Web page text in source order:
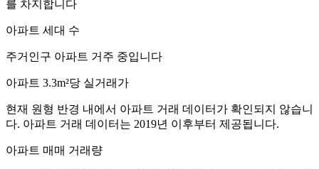
를 차지합니다
아파트 세대 수
주거인구 아파트 거주 중입니다
아파트 3.3m²당 실거래가
현재 원형 반경 내에서 아파트 거래 데이터가 확인되지 않습니
다. 아파트 거래 데이터는 2019년 이후부터 제공됩니다.
아파트 매매 거래량